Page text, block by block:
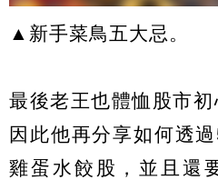
▲新手菜鳥五大忌。
最後老王也體恤股市初
因此他再分享如何透
雞蛋水餃股，並且還